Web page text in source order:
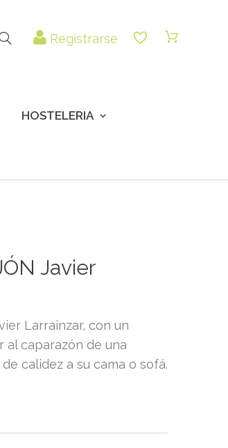
Registrarse
HOSTELERIA
Javier
Larrainzar, con un
al caparazón de una
calidez a su cama o sofá.